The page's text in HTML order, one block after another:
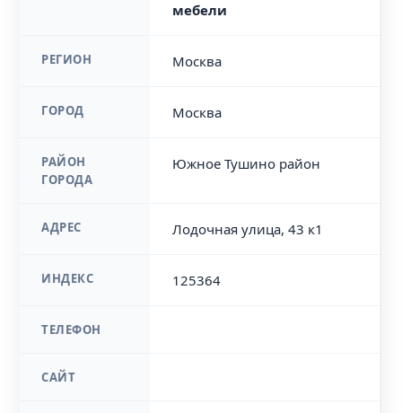
мебели
РЕГИОН Москва
ГОРОД Москва
РАЙОН
ГОРОДА
Южное Тушино район
АДРЕС Лодочная улица, 43 к1
ИНДЕКС 125364
ТЕЛЕФОН
САЙТ